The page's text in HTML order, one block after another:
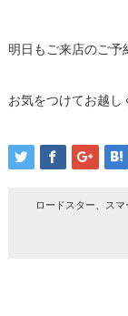
明日もご来店のご予
お気をつけてお越し
ロードスター、ス